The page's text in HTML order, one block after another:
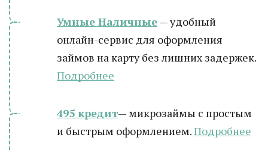
Умные Наличные— удобный
онлайн-сервис для оформления
займов на карту без лишних задержек.
Подробнее
495 кредит— микрозаймы с простым
и быстрым оформлением.Подробнее